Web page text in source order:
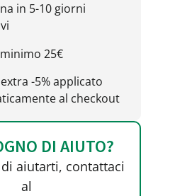
in 5-10 giorni
25€
-5% applicato
al checkout
DI AIUTO?
aiutarti, contattaci
al